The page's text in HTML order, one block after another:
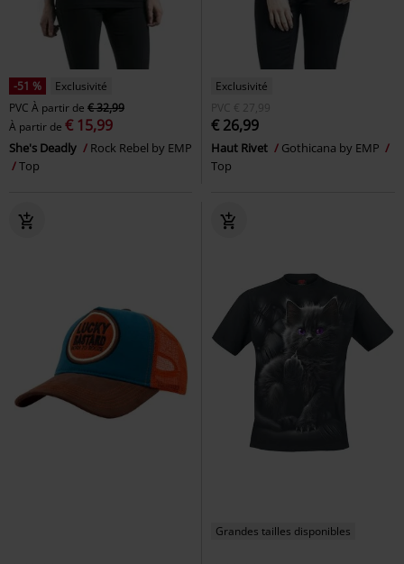
-51 %
Exclusivité
PVC À partir de € 32,99
À partir de € 15,99
She's Deadly
Rock Rebel by EMP
Top
Exclusivité
PVC € 27,99
€ 26,99
Haut Rivet
Gothicana by EMP
Top
Grandes tailles disponibles